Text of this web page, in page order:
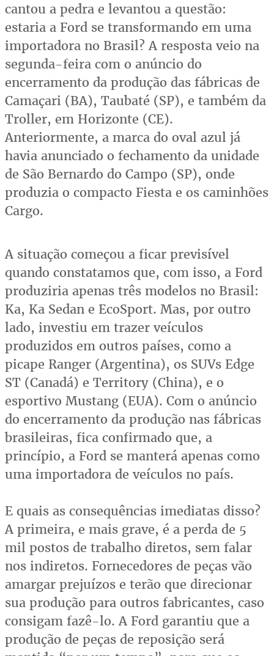
cantou a pedra e levantou a questão:
estaria a Ford se transformando em uma
importadora no Brasil? A resposta veio na
segunda-feira com o anúncio do
encerramento da produção das fábricas de
Camaçari (BA), Taubaté (SP), e também da
Troller, em Horizonte (CE).
Anteriormente, a marca do oval azul já
havia anunciado o fechamento da unidade
de São Bernardo do Campo (SP), onde
produzia o compacto Fiesta e os caminhões
Cargo.
A situação começou a ficar previsível
quando constatamos que, com isso, a Ford
produziria apenas três modelos no Brasil:
Ka, Ka Sedan e EcoSport. Mas, por outro
lado, investiu em trazer veículos
produzidos em outros países, como a
picape Ranger (Argentina), os SUVs Edge
ST (Canadá) e Territory (China), e o
esportivo Mustang (EUA). Com o anúncio
do encerramento da produção nas fábricas
brasileiras, fica confirmado que, a
princípio, a Ford se manterá apenas como
uma importadora de veículos no país.
E quais as consequências imediatas disso?
A primeira, e mais grave, é a perda de 5
mil postos de trabalho diretos, sem falar
nos indiretos. Fornecedores de peças vão
amargar prejuízos e terão que direcionar
sua produção para outros fabricantes, caso
consigam fazê-lo. A Ford garantiu que a
produção de peças de reposição será